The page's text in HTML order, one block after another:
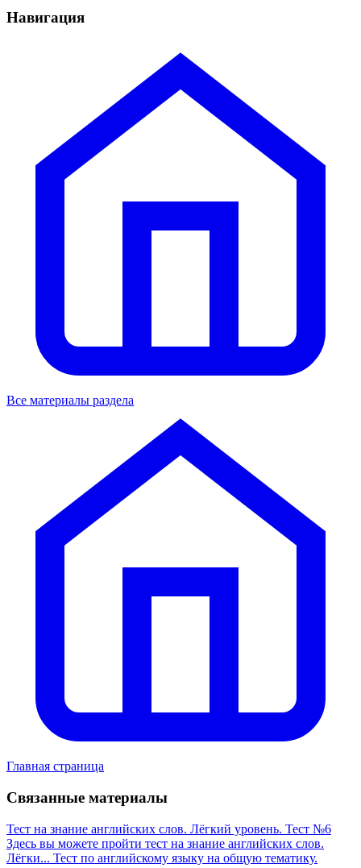
Навигация
Все материалы раздела
Главная страница
Связанные материалы
Тест на знание английских слов. Лёгкий уровень. Тест №6
Здесь вы можете пройти тест на знание английских слов.
Лёгки... Тест по английскому языку на общую тематику.